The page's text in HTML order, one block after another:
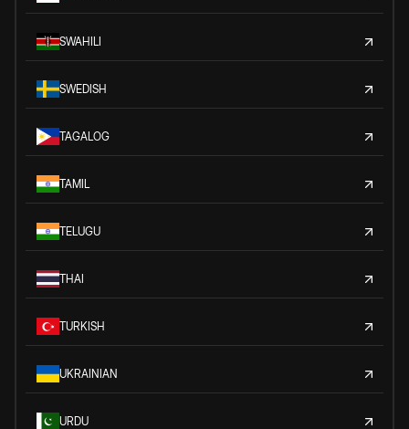
SWAHILI
SWEDISH
TAGALOG
TAMIL
TELUGU
THAI
TURKISH
UKRAINIAN
URDU